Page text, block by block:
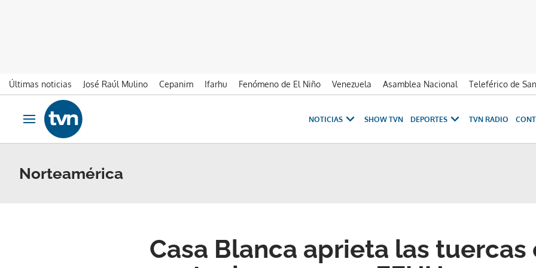
Últimas noticias José Raúl Mulino Cepanim Ifarhu Fenómeno de El Niño Venezuela Asamblea Nacional Teleférico de
Ir al contenido
Obrir navegació
NOTICIAS SHOW TVN DEPORTES TVN RADIO
Norteamérica
Casa Blanca aprieta las tuercas